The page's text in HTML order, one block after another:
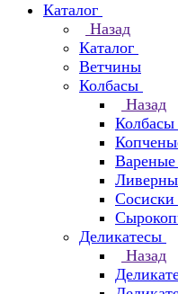
Каталог
Назад
Каталог
Ветчины
Колбасы
Назад
Колбасы
Вареные
Сосиски
Деликатесы
Назад